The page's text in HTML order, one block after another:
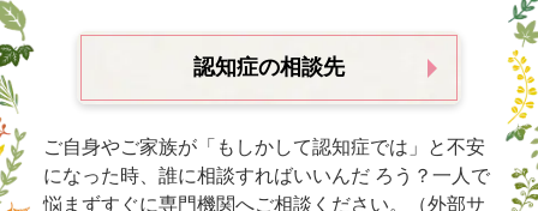
認知症の相談先
ご自身やご家族が「もしかして認知症では」と不安
になった時、誰に相談すればいいんだ ろう？一人で
悩まずすぐに専門機関へご相談ください。（外部サ